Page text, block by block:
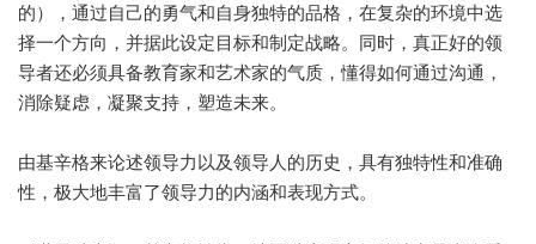
的），通过自己的勇气和自身独特的品格，在复杂的环境中选
择一个方向，并据此设定目标和制定战略。同时，真正好的领
导者还必须具备教育家和艺术家的气质，懂得如何通过沟通，
消除疑虑，凝聚支持，塑造未来。
由基辛格来论述领导力以及领导人的历史，具有独特性和准确
性，极大地丰富了领导力的内涵和表现方式。